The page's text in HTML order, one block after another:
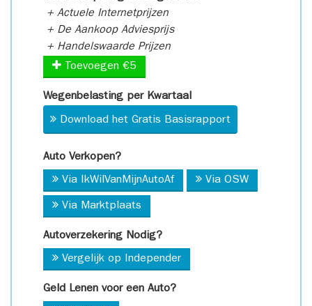
+ Actuele Internetprijzen
+ De Aankoop Adviesprijs
+ Handelswaarde Prijzen
Toevoegen €5
Wegenbelasting per Kwartaal
Download het Gratis Basisrapport
Auto Verkopen?
Via IkWilVanMijnAutoAf Via OSW
Via Marktplaats
Autoverzekering Nodig?
Vergelijk op Independer
Geld Lenen voor een Auto?